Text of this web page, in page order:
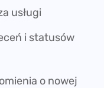
usługi
i statusów
o nowej